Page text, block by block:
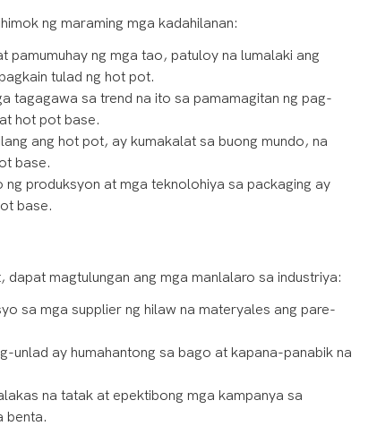
ng maraming mga kadahilanan:
pamumuhay ng mga tao, patuloy na lumalaki ang
tulad ng hot pot.
tagagawa sa trend na ito sa pamamagitan ng pag-
hot pot base.
ang hot pot, ay kumakalat sa buong mundo, na
base.
produksyon at mga teknolohiya sa packaging ay
base.
magtulungan ang mga manlalaro sa industriya:
sa mga supplier ng hilaw na materyales ang pare-
unlad ay humahantong sa bago at kapana-panabik na
na tatak at epektibong mga kampanya sa
benta.